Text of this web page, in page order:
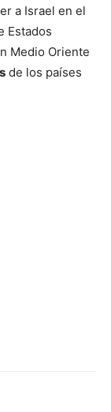
a Israel en el
Estados
Medio Oriente
de los países